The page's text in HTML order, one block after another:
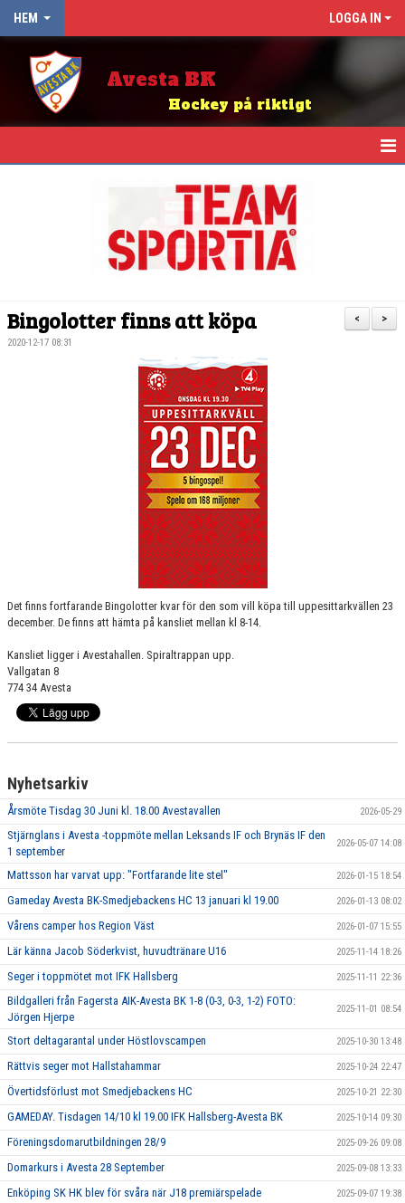
HEM LOGGA IN
Avesta BK
Hockey på riktigt
ABK BINGO
LIVESTREAMA AVESTA BKS MATCHER
BEMANNING A-LAGET SÄSONGEN 25/26
TEAM SPORTIA WEBSHOP FÖR ABK
KÖP OCH SÄLJ
ABK SPONSORGOLF
>
<
Bingolotter finns att köpa
2020-12-17 08:31
Det finns fortfarande Bingolotter kvar för den som vill köpa till uppesittarkvällen 23
december. De finns att hämta på kansliet mellan kl 8-14.
Kansliet ligger i Avestahallen. Spiraltrappan upp.
Vallgatan 8
774 34 Avesta
Nyhetsarkiv
Årsmöte Tisdag 30 Juni kl. 18.00 Avestavallen 2026-05-29
Stjärnglans i Avesta -toppmöte mellan Leksands IF och Brynäs IF den
1 september
2026-05-07 14:08
Mattsson har varvat upp: "Fortfarande lite stel" 2026-01-15 18:54
Gameday Avesta BK-Smedjebackens HC 13 januari kl 19.00 2026-01-13 08:02
Vårens camper hos Region Väst 2026-01-07 15:55
Lär känna Jacob Söderkvist, huvudtränare U16 2025-11-14 18:26
Seger i toppmötet mot IFK Hallsberg 2025-11-11 22:36
Bildgalleri från Fagersta AIK-Avesta BK 1-8 (0-3, 0-3, 1-2) FOTO:
Jörgen Hjerpe
2025-11-01 08:54
Stort deltagarantal under Höstlovscampen 2025-10-30 13:48
Rättvis seger mot Hallstahammar 2025-10-24 22:47
Övertidsförlust mot Smedjebackens HC 2025-10-21 22:30
GAMEDAY. Tisdagen 14/10 kl 19.00 IFK Hallsberg-Avesta BK 2025-10-14 09:30
Föreningsdomarutbildningen 28/9 2025-09-26 09:08
Domarkurs i Avesta 28 September 2025-09-08 13:33
Enköping SK HK blev för svåra när J18 premiärspelade 2025-09-07 19:38